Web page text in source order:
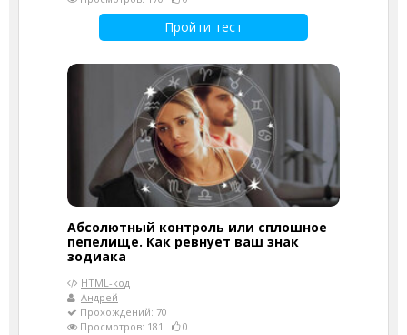
Пройти тест
Абсолютный контроль или сплошное
пепелище. Как ревнует ваш знак
зодиака
HTML-код
Андрей
Прохождений: 70
Просмотров: 181
0